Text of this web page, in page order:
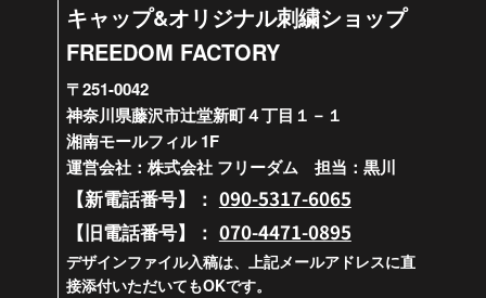
キャップ&オリジナル刺繍ショップ
FREEDOM FACTORY
〒251-0042
神奈川県藤沢市辻堂新町４丁目１－１
湘南モールフィル 1F
運営会社：株式会社 フリーダム 担当：黒川
【新電話番号】： 090-5317-6065
【旧電話番号】： 070-4471-0895
デザインファイル入稿は、上記メールアドレスに直
接添付いただいてもOKです。